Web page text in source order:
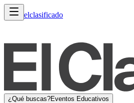
elclasificado
¿Qué buscas?Eventos Educativos